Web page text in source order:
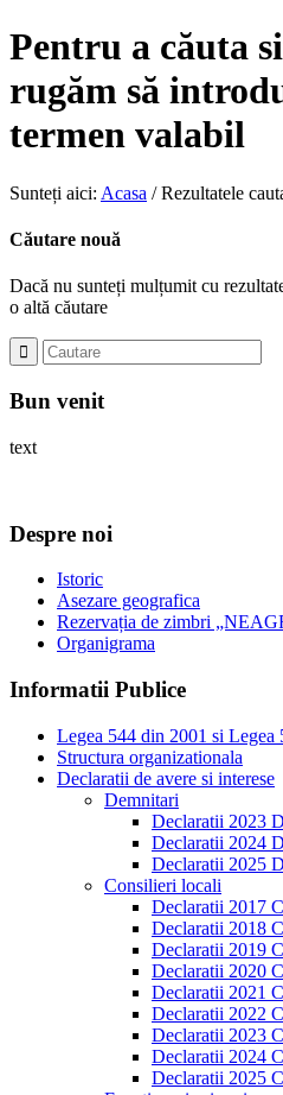
Pentru a căuta
rugăm să
termen valabil
Sunteți aici: Acasa / Rezultatele
Căutare nouă
Dacă nu sunteți mulțumit cu
o altă căutare
Bun venit
text
Despre noi
Istoric
Asezare geografica
Rezervația de zimbri
Organigrama
Informatii Publice
Legea 544 din 2001 si Legea
Structura organizationala
Declaratii de avere si interese
Demnitari
Declaratii 2023
Declaratii 2024
Declaratii 2025
Consilieri locali
Declaratii 2017
Declaratii 2018
Declaratii 2019
Declaratii 2020
Declaratii 2021
Declaratii 2022
Declaratii 2023
Declaratii 2024
Declaratii 2025